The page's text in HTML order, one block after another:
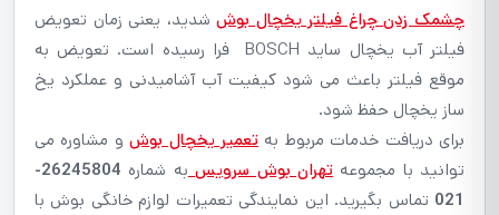
چشمک زدن چراغ فیلتر یخچال بوششدید، یعنی زمان تعویض
فیلتر آب یخچال ساید BOSCH فرا رسیده است. تعویض به
موقع فیلتر باعث می شود کیفیت آب آشامیدنی و عملکرد یخ
ساز یخچال حفظ شود.
برای دریافت خدمات مربوط به تعمیر یخچال بوشو مشاوره می
توانید با مجموعهتهران بوش سرویس به شماره
26245804-
021 تماس بگیرید. این نمایندگی تعمیرات لوازم خانگی بوش با